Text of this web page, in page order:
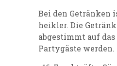
Bei den Getränken
heikler. Die
abgestimmt auf
Partygäste werden.